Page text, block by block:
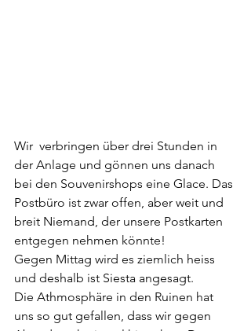
Wir  verbringen über drei Stunden in
der Anlage und gönnen uns danach
bei den Souvenirshops eine Glace. Das
Postbüro ist zwar offen, aber weit und
breit Niemand, der unsere Postkarten
entgegen nehmen könnte!
Gegen Mittag wird es ziemlich heiss
und deshalb ist Siesta angesagt.
Die Athmosphäre in den Ruinen hat
uns so gut gefallen, dass wir gegen